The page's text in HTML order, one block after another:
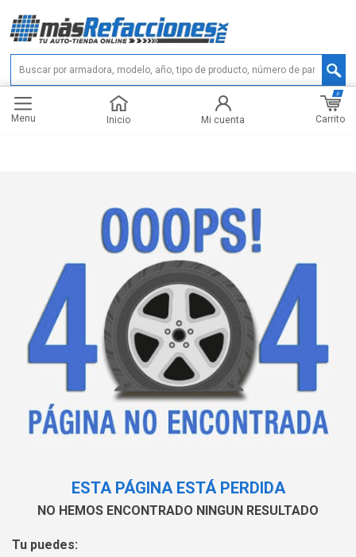
Menu Inicio Mi cuenta Carrito
0
ESTA PÁGINA ESTÁ PERDIDA
NO HEMOS ENCONTRADO NINGUN RESULTADO
Tu puedes: